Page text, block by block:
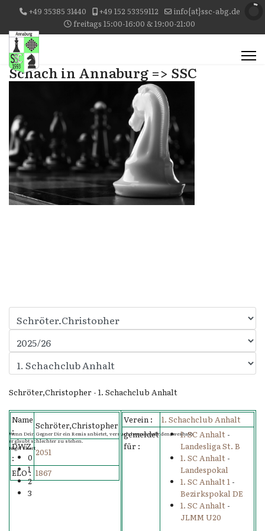
+49 35385 31440 +49 152 53359112
info{at}ssc-abg.de
freitags 15:00-16:00 & 19:00-21:00
Schach in Annaburg => SSC
Wenn Dein Gegner Dir ein Remis anbietet, versuch herauszufinden, weshalb
er glaubt schlechter zu stehen.
Nigel Short
0
1
2
3
Schröter,Christopher - 1. Schachclub Anhalt
Name
:
Schröter,Christopher
DWZ
:
2051
ELO : 1867
Verein :
1. Schachclub Anhalt
gemeldet
für :
1. SC Anhalt-
Landesliga St. B
1. SC Anhalt-
Landespokal
1. SC Anhalt 1-
Bezirkspokal DE
1. SC Anhalt-
JLMM U20